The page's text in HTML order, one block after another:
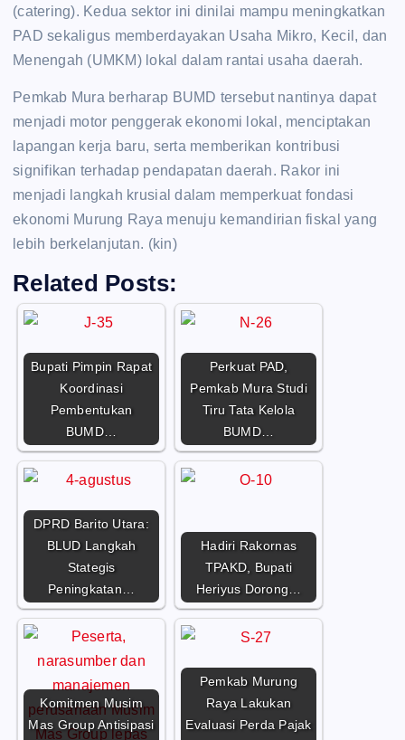
(catering). Kedua sektor ini dinilai mampu meningkatkan
PAD sekaligus memberdayakan Usaha Mikro, Kecil, dan
Menengah (UMKM) lokal dalam rantai usaha daerah.
Pemkab Mura berharap BUMD tersebut nantinya dapat
menjadi motor penggerak ekonomi lokal, menciptakan
lapangan kerja baru, serta memberikan kontribusi
signifikan terhadap pendapatan daerah. Rakor ini
menjadi langkah krusial dalam memperkuat fondasi
ekonomi Murung Raya menuju kemandirian fiskal yang
lebih berkelanjutan. (kin)
Related Posts:
Bupati Pimpin Rapat
Koordinasi
Pembentukan
BUMD…
Perkuat PAD,
Pemkab Mura Studi
Tiru Tata Kelola
BUMD…
DPRD Barito Utara:
BLUD Langkah
Stategis
Peningkatan…
Hadiri Rakornas
TPAKD, Bupati
Heriyus Dorong…
Komitmen Musim
Mas Group Antisipasi
Pemkab Murung
Raya Lakukan
Evaluasi Perda Pajak